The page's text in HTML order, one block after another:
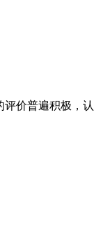
价普遍积极，